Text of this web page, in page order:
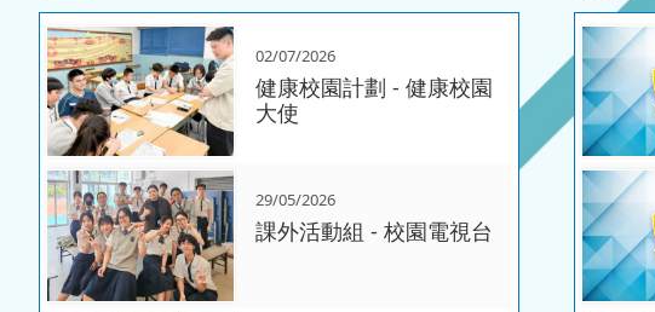
02/07/2026
健康校園計劃 - 健康校園
大使
29/05/2026
課外活動組 - 校園電視台